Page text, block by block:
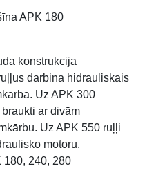
APK 180
konstrukcija
darbina hidrauliskais
Uz APK 300
ar divām
Uz APK 550 ruļļi
motoru.
180, 240, 280